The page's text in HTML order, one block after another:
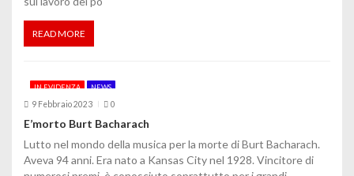
t
i
c
o
l
i
READ MORE
IN EVIDENZA NEWS
9 Febbraio 2023 0
E’morto Burt Bacharach
Lutto nel mondo della musica per la morte di Burt Bacharach.
Aveva 94 anni. Era nato a Kansas City nel 1928. Vincitore di